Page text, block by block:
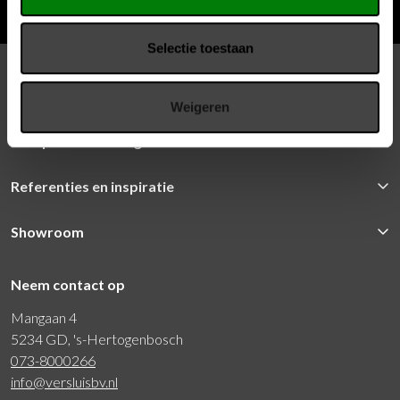
Selectie toestaan
Weigeren
Referenties en inspiratie
Showroom
Neem contact op
Mangaan 4
5234 GD, 's-Hertogenbosch
073-8000266
info@versluisbv.nl